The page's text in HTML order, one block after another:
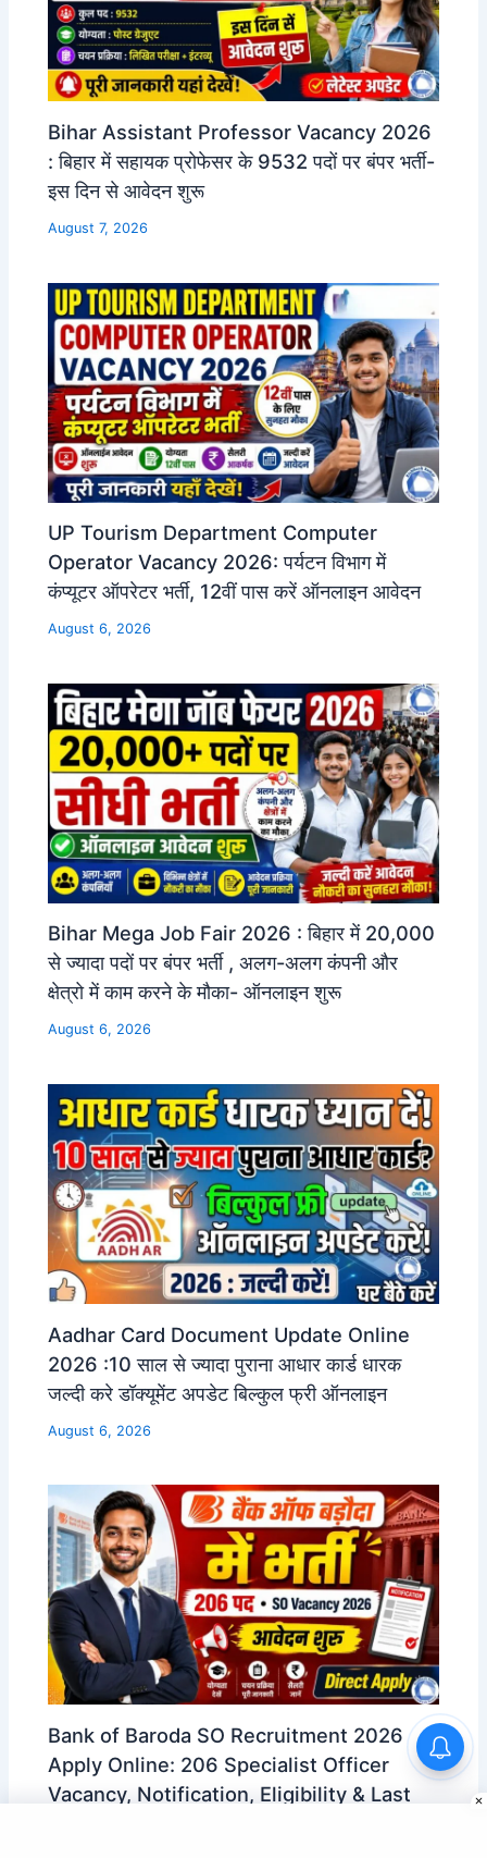
Bihar Assistant Professor Vacancy 2026
: बिहार में सहायक प्रोफेसर के 9532 पदों पर बंपर भर्ती-
इस दिन से आवेदन शुरू
August 7, 2026
UP Tourism Department Computer
Operator Vacancy 2026: पर्यटन विभाग में
कंप्यूटर ऑपरेटर भर्ती, 12वीं पास करें ऑनलाइन आवेदन
August 6, 2026
Bihar Mega Job Fair 2026 : बिहार में 20,000
से ज्यादा पदों पर बंपर भर्ती , अलग-अलग कंपनी और
क्षेत्रो में काम करने के मौका- ऑनलाइन शुरू
August 6, 2026
Aadhar Card Document Update Online
2026 :10 साल से ज्यादा पुराना आधार कार्ड धारक
जल्दी करे डॉक्यूमेंट अपडेट बिल्कुल फ्री ऑनलाइन
August 6, 2026
Bank of Baroda SO Recruitment 2026
Apply Online: 206 Specialist Officer
Vacancy, Notification, Eligibility & Last